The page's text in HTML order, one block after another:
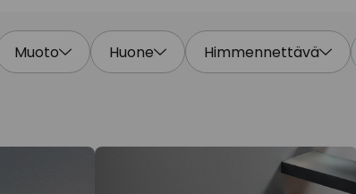
Muoto Huone Himmennettävä